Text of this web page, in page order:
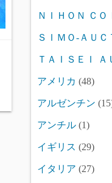
ＮＩＨＯＮ ＣＯ
ＳＩＭＯ-ＡＵＣ
ＴＡＩＳＥＩ Ａ
アメリカ (48)
アルゼンチン
アンチル (1)
イギリス (29)
イタリア (27)